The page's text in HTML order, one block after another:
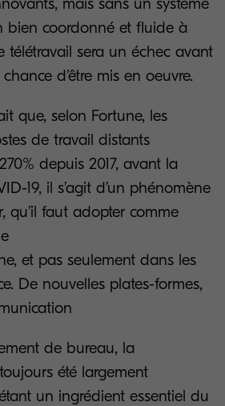
bien coordonné et fluide à
télétravail sera un échec avant
d’être mis en oeuvre.
que, selon Fortune, les
de travail distants
depuis 2017, avant la
19, il s’agit d’un phénomène
qu’il faut adopter comme
et pas seulement dans les
De nouvelles plates-formes,
de bureau, la
été largement
un ingrédient essentiel du